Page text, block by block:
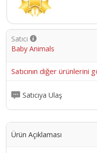
rahat kalmalarını sağlıyor. ;
bebeğinizi tatlı ve rahat bir
küçük çocuğunuz için her
Ürün Kodu :1873-
Satıcı
Baby Animals
Satıcının diğer ürünlerini
Satıcıya Ulaş
Ürün Açıklaması